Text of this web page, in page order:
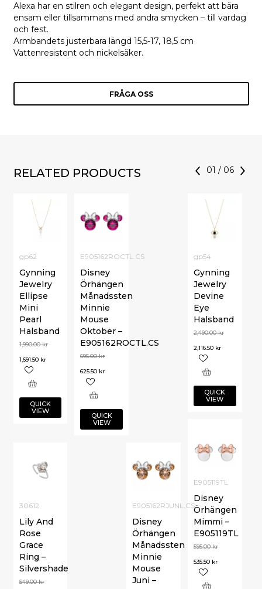
Alexa har en stilren och elegant design, perfekt att bära
ensam eller tillsammans med andra smycken – till vardag
och fest.
Armbandets justerbara längd 15,5-17, 18,5 cm
Vattenresistent och nickelsäker.
FRÅGA OSS
RELATED PRODUCTS 01 / 06
gp62
Gynning
Jewelry
Ellipse
Mini
Pearl
Halsband
1,990.00kr
1,691.50 kr
QUICK
VIEW
gp54
Gynning
Jewelry
Devine
Eye
Halsband
2,490.00kr
2,116.50 kr
QUICK
VIEW
E905162ROCTL.CS
Disney
Örhängen
Månadssten
Minnie
Mouse
Oktober –
E905162ROCTL.CS
695.00kr
625.50 kr
QUICK
VIEW
E905119TL
Disney
Örhängen
Mimmi –
E905119TL
595.00kr
535.50 kr
30612
Lily And
Rose
Grace
Ring –
Silvershade
549.00kr
E905162RJUNL.CS
Disney
Örhängen
Månadssten
Minnie
Mouse
Juni –